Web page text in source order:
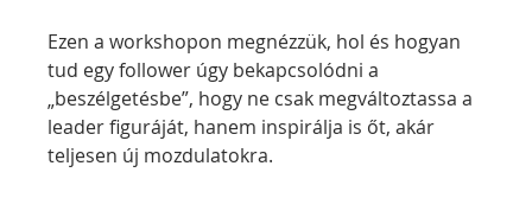
Ezen a workshopon megnézzük, hol és hogyan
tud egy follower úgy bekapcsolódni a
„beszélgetésbe”, hogy ne csak megváltoztassa a
leader figuráját, hanem inspirálja is őt, akár
teljesen új mozdulatokra.